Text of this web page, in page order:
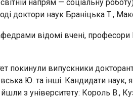
напрям — соціальну
доктори наук Браніцька Т.,
відомі вчені, професори
покинули випускники
Ю. та інші. Кандидати наук,
з університету: Король В.,